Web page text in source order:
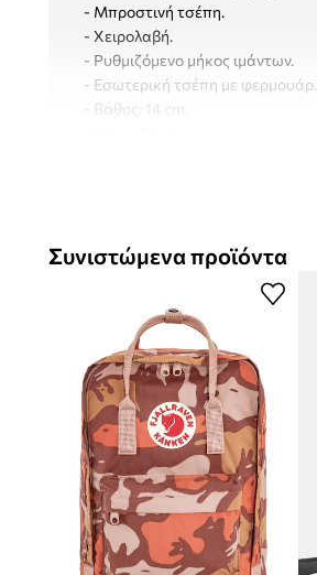
- Μπροστινή τσέπη.
- Χειρολαβή.
- Ρυθμιζόμενο μήκος ιμάντων.
- Εσωτερική τσέπη με φερμουάρ.
- Βάθος: 14 cm.
Συνιστώμενα προϊόντα